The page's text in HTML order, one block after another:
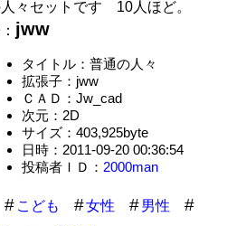
々セットです 10人ほど。
jww
タイトル：普通の人々
拡張子：jww
ＣＡＤ：Jw_cad
次元：2D
サイズ：403,925byte
日時：2011-09-20 00:36:54
投稿者ＩＤ： 2000man
こども 女性
男性